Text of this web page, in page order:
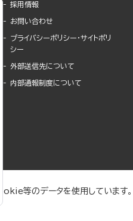
採用情報
お問い合わせ
プライバシーポリシー・サイトポリ
シー
外部送信先について
内部通報制度について
等のデータを使用しています